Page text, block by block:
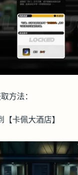
方法：
【卡佩大酒店】